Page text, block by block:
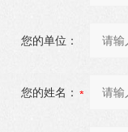
您的单位：
您的姓名：